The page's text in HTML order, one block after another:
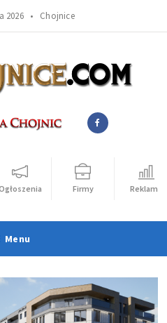
2026 • Chojnice
Firmy Reklama
Menu